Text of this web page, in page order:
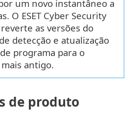
um novo instantâneo a
O ESET Cyber Security
as versões do
detecção e atualização
programa para o
antigo.
de produto